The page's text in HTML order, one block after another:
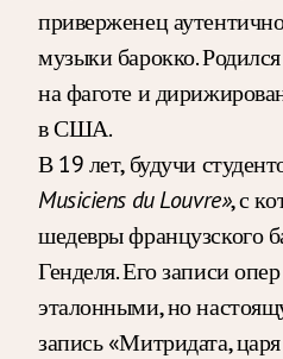
приверженец
музыки барокко.
на фаготе и
в США.
В 19 лет, будучи
Musiciens du Louvre», с
шедевры французского
Генделя. Его записи
эталонными, но
запись «Митридата,